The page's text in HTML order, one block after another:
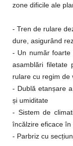
zone dificile ale
- Tren de rulare
dure, asigurând
- Un număr foarte
asamblări filetate
rulare cu regim de
- Dublă etanșare
și umiditate
- Sistem de
încălzire eficace
- Parbriz cu